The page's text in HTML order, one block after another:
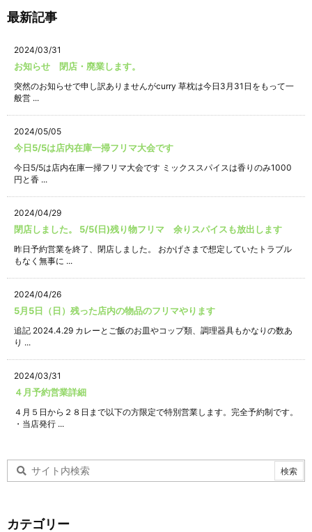
最新記事
2024/03/31
お知らせ 閉店・廃業します。
突然のお知らせで申し訳ありませんがcurry 草枕は今日3月31日をもって一
般営 ...
2024/05/05
今日5/5は店内在庫一掃フリマ大会です
今日5/5は店内在庫一掃フリマ大会です ミックススパイスは香りのみ1000
円と香 ...
2024/04/29
閉店しました。 5/5(日)残り物フリマ 余りスパイスも放出します
昨日予約営業を終了、閉店しました。 おかげさまで想定していたトラブル
もなく無事に ...
2024/04/26
5月5日（日）残った店内の物品のフリマやります
追記 2024.4.29 カレーとご飯のお皿やコップ類、調理器具もかなりの数あ
り ...
2024/03/31
４月予約営業詳細
４月５日から２８日まで以下の方限定で特別営業します。完全予約制です。
・当店発行 ...
カテゴリー